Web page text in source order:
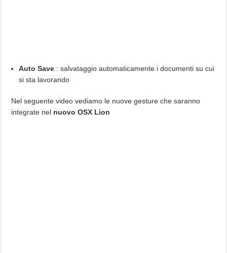
Auto Save : salvataggio automaticamente i documenti su cui
si sta lavorando
Nel seguente video vediamo le nuove gesture che saranno
integrate nel nuovo OSX Lion